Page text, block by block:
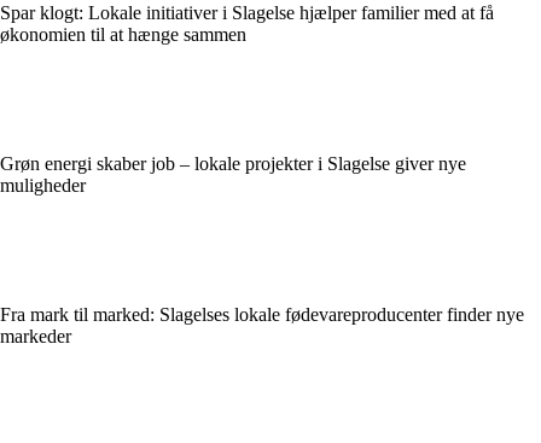
Spar klogt: Lokale initiativer i Slagelse hjælper familier med at få
økonomien til at hænge sammen
Grøn energi skaber job – lokale projekter i Slagelse giver nye
muligheder
Fra mark til marked: Slagelses lokale fødevareproducenter finder nye
markeder